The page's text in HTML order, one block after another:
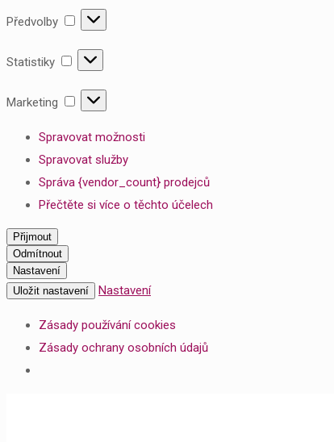
Předvolby Předvolby
Statistiky Statistiky
Marketing Marketing
Spravovat možnosti
Spravovat služby
Správa {vendor_count} prodejců
Přečtěte si více o těchto účelech
Přijmout
Odmítnout
Nastavení
Uložit nastavení
Nastavení
Zásady používání cookies
Zásady ochrany osobních údajů